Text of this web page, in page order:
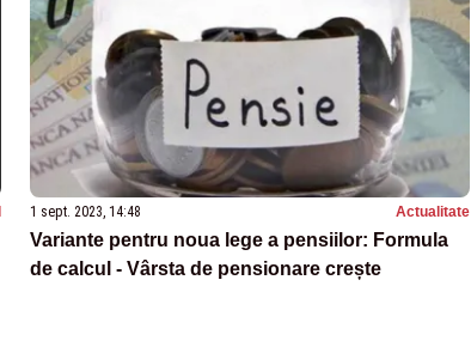
1 sept. 2023, 14:48 Actualitate
Variante pentru noua lege a pensiilor: Formula
de calcul - Vârsta de pensionare crește